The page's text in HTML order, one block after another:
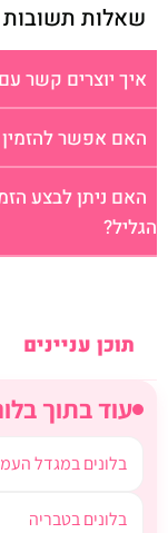
תוכן עניינים
עוד בתוך
בלונים במגדל
בלונים בטבריה
שאלות תשובות
איך יוצרים קשר
האם אפשר להזמין
האם ניתן לבצע
הגליל?